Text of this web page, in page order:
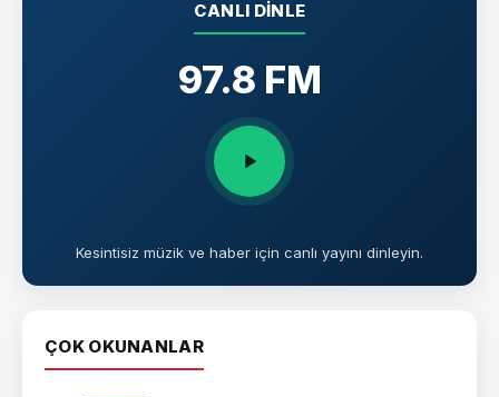
CANLI DINLE
97.8 FM
Kesintisiz müzik ve haber için canlı yayını dinleyin.
ÇOK OKUNANLAR